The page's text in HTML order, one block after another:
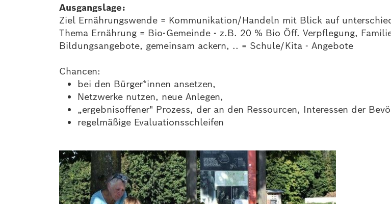
Ausgangslage:
Ziel Ernährungswende = Kommunikation/Handeln mit Blick auf
Thema Ernährung = Bio-Gemeinde - z.B. 20 % Bio Öff. Verpflegung,
Bildungsangebote, gemeinsam ackern, .. = Schule/Kita - Angebote
Chancen:
bei den Bürger*innen ansetzen,
Netzwerke nutzen, neue Anlegen,
„ergebnisoffener" Prozess, der an den Ressourcen, Interessen der
regelmäßige Evaluationsschleifen